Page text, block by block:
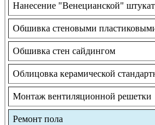
Нанесение "Венецианской"
Обшивка стеновыми
Обшивка стен сайдингом
Облицовка керамической
Монтаж вентиляционной решетки
Ремонт пола